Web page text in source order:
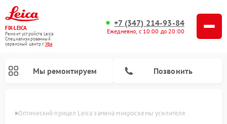
FIX-LEICA
Ремонт устройств Leica
Специализированный
cервисный центр г.Уфа
+7 (347) 214-93-84
Ежедневно, с 10:00 до 20:00
Мы ремонтируем Позвонить
Оптический прицел Leica замена микросхемы усилителя